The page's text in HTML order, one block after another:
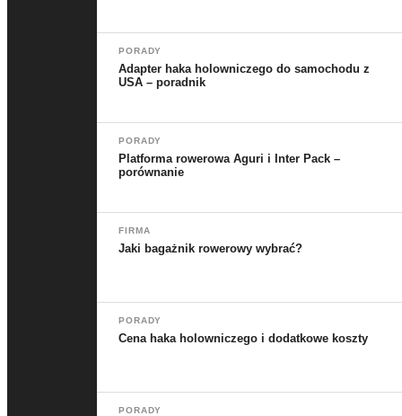
PORADY
Adapter haka holowniczego do samochodu z
USA – poradnik
PORADY
Platforma rowerowa Aguri i Inter Pack –
porównanie
FIRMA
Jaki bagażnik rowerowy wybrać?
PORADY
Cena haka holowniczego i dodatkowe koszty
PORADY